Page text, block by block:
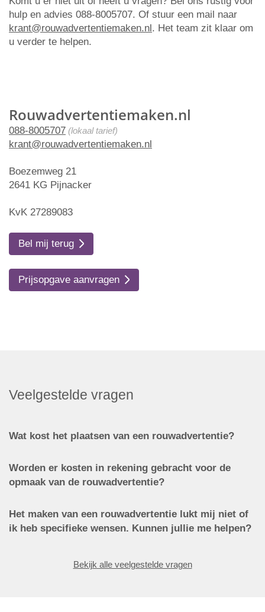
Rouwadvertentiemaken.nl
088-8005707 (lokaal tarief)
krant@rouwadvertentiemaken.nl
Boezemweg 21
2641 KG Pijnacker
KvK 27289083
Bel mij terug
Prijsopgave aanvragen
hulp en advies 088-8005707. Of stuur een mail naar
krant@rouwadvertentiemaken.nl. Het team zit klaar om
u verder te helpen.
Veelgestelde vragen
Wat kost het plaatsen van een rouwadvertentie?
Worden er kosten in rekening gebracht voor de
opmaak van de rouwadvertentie?
Het maken van een rouwadvertentie lukt mij niet of
ik heb specifieke wensen. Kunnen jullie me helpen?
Bekijk alle veelgestelde vragen